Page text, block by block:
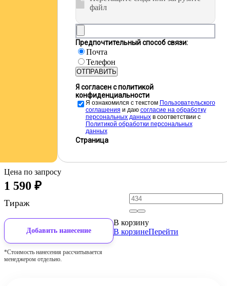
файл
Предпочтительный способ связи:
Почта
Телефон
ОТПРАВИТЬ
Я согласен с политикой
конфиденциальности
Я ознакомился с текстом Пользовательского
соглашения и даю cогласие на обработку
персональных данныхв соответствии с
Политикой обработки персональных
данных
Страница
Цена по запросу
1 590 ₽
Тираж
Добавить нанесение
*Стоимость нанесения рассчитывается
менеджером отдельно.
В корзину
В корзинеПерейти